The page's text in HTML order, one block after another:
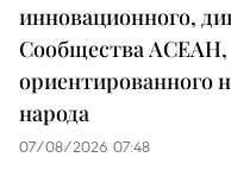
инновационного,
Сообщества АСЕАН,
ориентированного
народа
07/08/2026 07:48